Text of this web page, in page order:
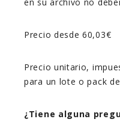
en su archivo no
Precio desde 60,03€
Precio unitario,
para un lote o pack
¿Tiene alguna